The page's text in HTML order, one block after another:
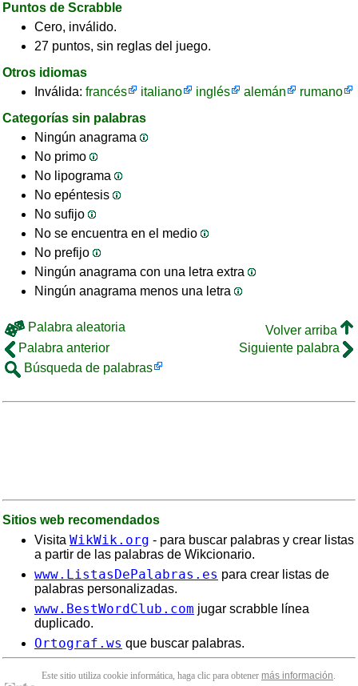
Puntos de Scrabble
Cero, inválido.
27 puntos, sin reglas del juego.
Otros idiomas
Inválida: francés italiano inglés alemán
rumano
Categorías sin palabras
Ningún anagrama
No primo
No lipograma
No epéntesis
No sufijo
No se encuentra en el medio
No prefijo
Ningún anagrama con una letra extra
Ningún anagrama menos una letra
Palabra aleatoria
Volver arriba
Palabra anterior
Siguiente palabra
Búsqueda de palabras
Sitios web recomendados
Visita WikWik.org - para buscar palabras y crear listas
a partir de las palabras de Wikcionario.
www.ListasDePalabras.es para crear listas de
palabras personalizadas.
www.BestWordClub.com jugar scrabble línea
duplicado.
Ortograf.ws que buscar palabras.
Este sitio utiliza cookie informática, haga clic para obtener más información.